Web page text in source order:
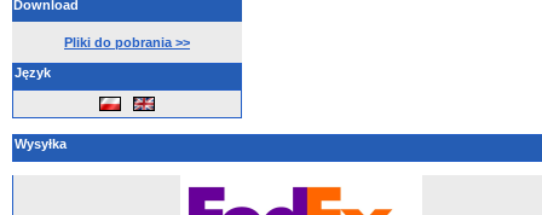
Download
Pliki do pobrania >>
Język
Wysyłka